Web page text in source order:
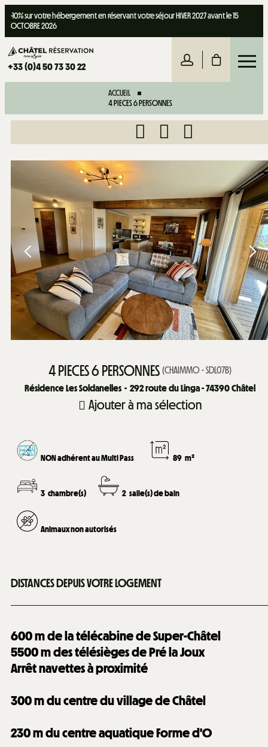
-10% sur votre hébergement en réservant votre séjour HIVER 2027 avant le 15
OCTOBRE 2026
+33 (0)4 50 73 30 22
ACCUEIL
4 PIECES 6 PERSONNES
4 PIECES 6 PERSONNES (CHAIMMO - SDL07B)
Résidence Les Soldanelles
292route du Linga - 74390 Châtel
Ajouter à ma sélection
NON adhérent au Multi Pass 89 m²
3 chambre(s) 2 salle(s) de bain
Animaux non autorisés
DISTANCES DEPUIS VOTRE LOGEMENT
600m de la télécabine de Super-Châtel
5500m des télésièges de Pré la Joux
Arrêt navettes à proximité
300m du centre du village de Châtel
230m du centre aquatique Forme d'O